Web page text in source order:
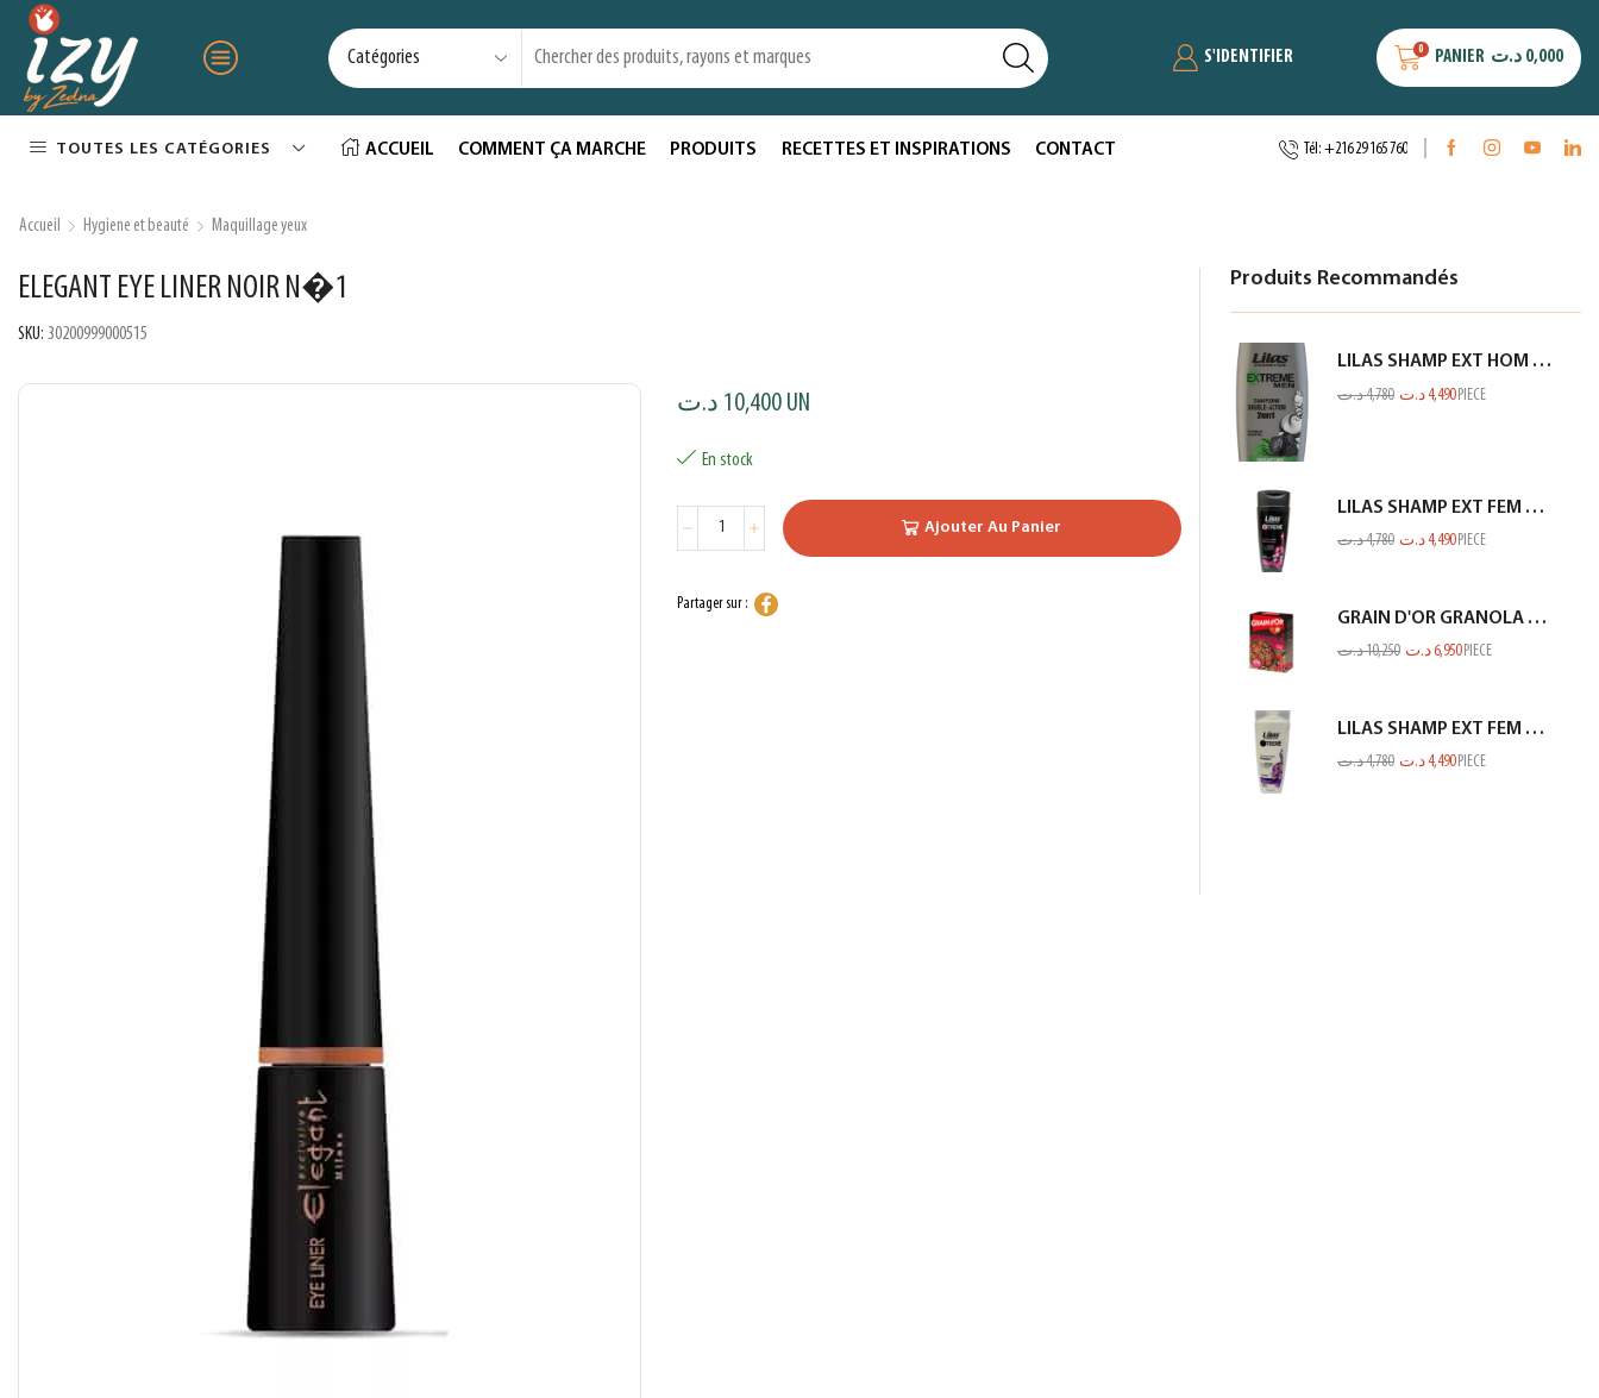
S'IDENTIFIER 0 PANIER 0,000 د.ت
TOUTES LES CATÉGORIES ACCUEIL COMMENT ÇA MARCHE PRODUITS RECETTES ET INSPIRATIONS CONTACT Tél: +216 29 165 760
Accueil Hygiene et beauté Maquillage yeux
ELEGANT EYE LINER NOIR N�1
SKU: 30200999000515
10,400 د.ت UN
En stock
Ajouter Au Panier
Partager sur :
Produits Recommandés
LILAS SHAMP EXT HOM CHARBON GRIS 350ML
4,780د.ت 4,490 د.ت PIECE
LILAS SHAMP EXT FEM CHEV NOIR 350ML
4,780د.ت 4,490 د.ت PIECE
GRAIN D'OR GRANOLA CHOCO FRAISE 300GR
10,250د.ت 6,950 د.ت PIECE
LILAS SHAMP EXT FEM PROTEINE BLANC 350ML
4,780د.ت 4,490 د.ت PIECE